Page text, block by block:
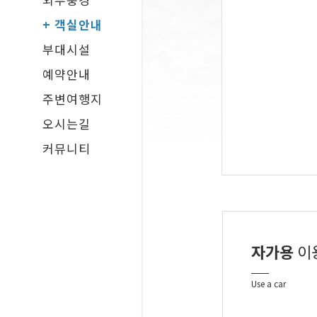
+ 객실안내
부대시설
예약안내
주변여행지
오시는길
커뮤니티
자가용 이
Use a car